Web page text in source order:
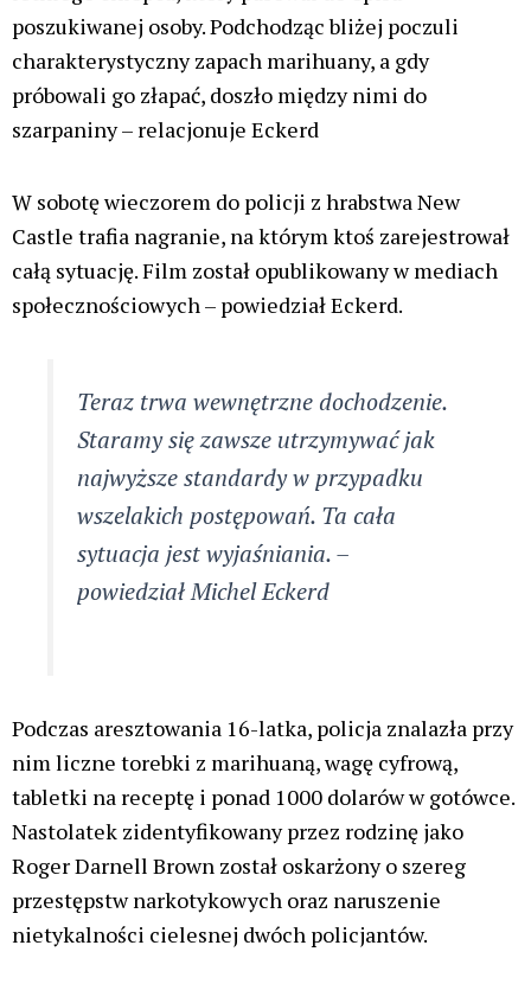
poszukiwanej osoby. Podchodząc bliżej poczuli
charakterystyczny zapach marihuany, a gdy
próbowali go złapać, doszło między nimi do
szarpaniny – relacjonuje Eckerd
W sobotę wieczorem do policji z hrabstwa New
Castle trafia nagranie, na którym ktoś zarejestrował
całą sytuację. Film został opublikowany w mediach
społecznościowych – powiedział Eckerd.
Teraz trwa wewnętrzne dochodzenie.
Staramy się zawsze utrzymywać jak
najwyższe standardy w przypadku
wszelakich postępowań. Ta cała
sytuacja jest wyjaśniania.–
powiedział Michel Eckerd
Podczas aresztowania 16-latka, policja znalazła przy
nim liczne torebki z marihuaną, wagę cyfrową,
tabletki na receptę i ponad 1000 dolarów w gotówce.
Nastolatek zidentyfikowany przez rodzinę jako
Roger Darnell Brown został oskarżony o szereg
przestępstw narkotykowych oraz naruszenie
nietykalności cielesnej dwóch policjantów.